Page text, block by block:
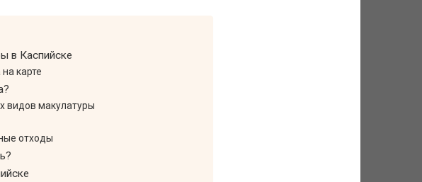
в Каспийске
карте
видов макулатуры
отходы